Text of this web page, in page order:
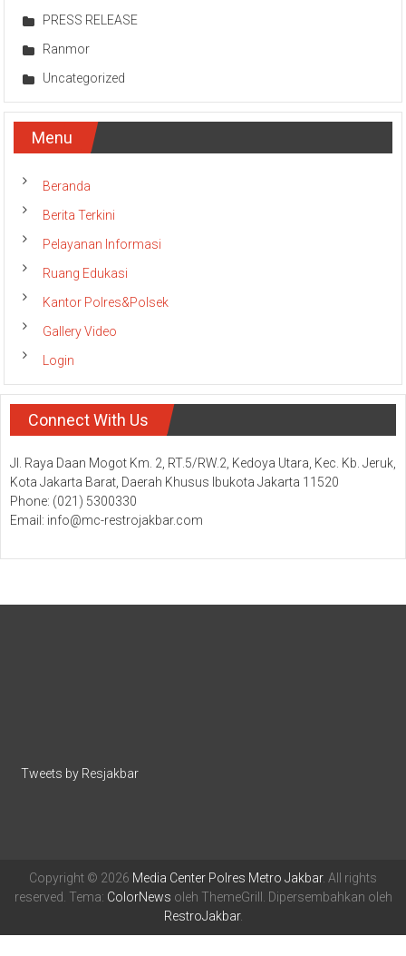
PRESS RELEASE
Ranmor
Uncategorized
Menu
Beranda
Berita Terkini
Pelayanan Informasi
Ruang Edukasi
Kantor Polres&Polsek
Gallery Video
Login
Connect With Us
Jl. Raya Daan Mogot Km. 2, RT.5/RW.2, Kedoya Utara, Kec. Kb. Jeruk,
Kota Jakarta Barat, Daerah Khusus Ibukota Jakarta 11520
Phone: (021) 5300330
Email: info@mc-restrojakbar.com
Tweets by Resjakbar
Copyright © 2026 Media Center Polres Metro Jakbar. All rights
reserved. Tema: ColorNews oleh ThemeGrill. Dipersembahkan oleh
RestroJakbar.